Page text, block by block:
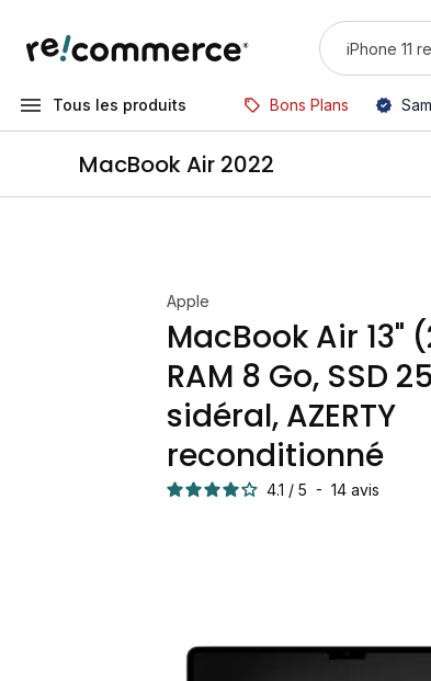
Tous les produits Bons Plans
MacBook Air 2022
Apple
MacBook Air 13"
RAM 8 Go, SSD
sidéral, AZERTY
reconditionné
4.1 / 5 - 14 avis